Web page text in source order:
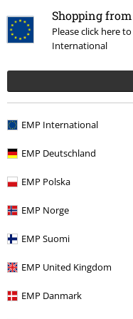
Shopping
Please click here
International
EMP International
EMP Deutschland
EMP Polska
EMP Norge
EMP Suomi
EMP United Kingdom
EMP Danmark
Skriv anmeldelse
Siste besøk